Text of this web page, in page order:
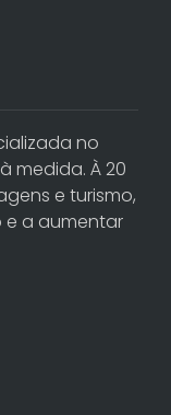
no
medida. À 20
e turismo,
a aumentar